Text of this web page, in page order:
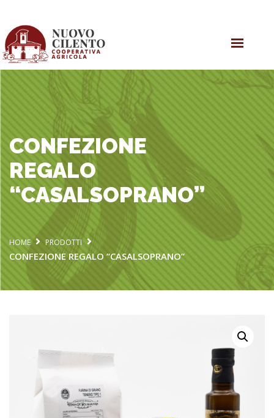
OLIO EVO
COOPERATIVA
CONFEZIONE
REGALO
“CASALSOPRANO”
HOME PRODOTTI
CONFEZIONE REGALO “CASALSOPRANO”